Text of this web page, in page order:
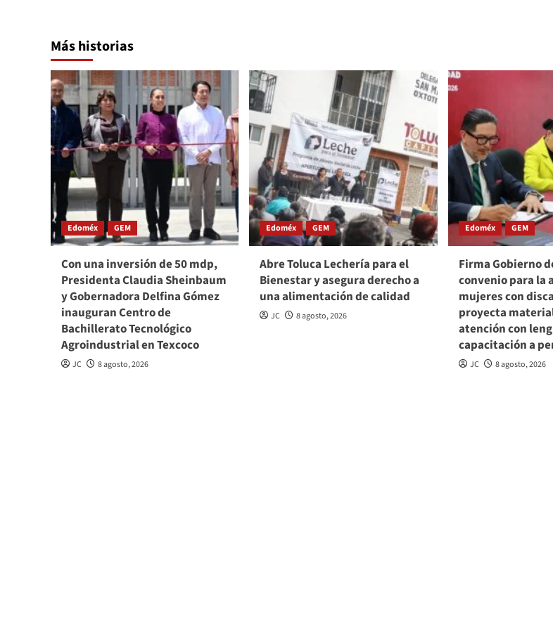
Más historias
Edoméx GEM
Con una inversión de 50 mdp,
Presidenta Claudia Sheinbaum
y Gobernadora Delfina Gómez
inauguran Centro de
Bachillerato Tecnológico
Agroindustrial en Texcoco
JC 8 agosto, 2026
Edoméx GEM
Abre Toluca Lechería para el
Bienestar y asegura derecho a
una alimentación de calidad
JC 8 agosto, 2026
Edoméx GEM
Firma Gobierno
convenio para la
mujeres con
proyecta
atención con
capacitación a
JC 8 agosto, 2026